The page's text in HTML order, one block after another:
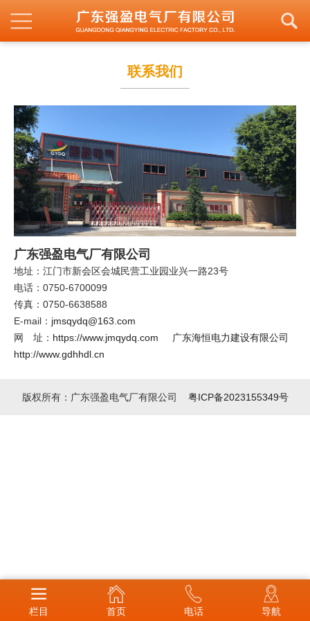
联系我们
广东强盈电气厂有限公司
地址：江门市新会区会城民营工业园业兴一路23号
电话：0750-6700099
传真：0750-6638588
E-mail： jmsqydq@163.com
网 址： https://www.jmqydq.com
广东海恒电力建设有限公司
http://www.gdhhdl.cn
版权所有：广东强盈电气厂有限公司 粤ICP备2023155349号
栏目 首页 电话 导航